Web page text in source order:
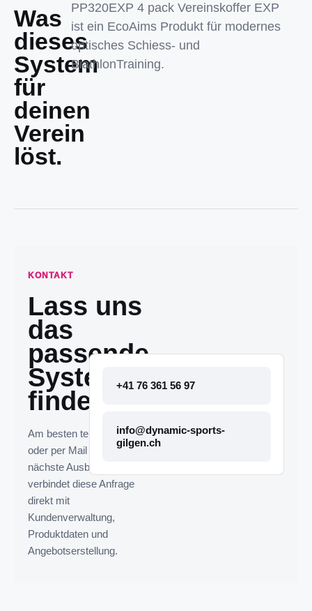
Was
dieses
System
für
deinen
Verein
löst.
PP320EXP 4 pack Vereinskoffer EXP
ist ein EcoAims Produkt für modernes
optisches Schiess- und
BiathlonTraining.
KONTAKT
Lass uns
das
passende
System
finden.
Am besten telefonisch
oder per Mail melden. Die
nächste Ausbaustufe
verbindet diese Anfrage
direkt mit
Kundenverwaltung,
Produktdaten und
Angebotserstellung.
+41 76 361 56 97
info@dynamic-sports-
gilgen.ch